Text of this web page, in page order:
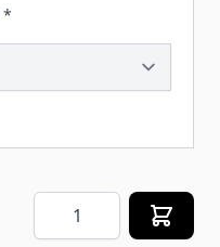
*
Menge